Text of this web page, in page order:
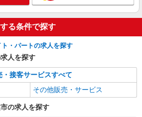
給1480円〜 ★土曜＋100円 ★日・祝＋100
時給1330円〜 18時以降：時給1480円〜 ★
円 ★日・祝＋100円 ■鮮魚・惣菜以外
円〜1,480円（曜日・時間帯による） 時
円〜 18時以降：時給1380円〜 ★土曜＋100
・祝＋100円 ※アルバイトさんの時給や募
はお問い合わせください
パーマーケットの寿司スタッフ
＜パート時給＞ 時給1,230円〜1,480円（曜
間帯による） 時給1230円〜 18時以降：時
円〜 ★土曜＋100円 ★日・祝＋100円 ※ア
玉県川越市新宿町5-20-1
る条件で探す
・パートの求人を探す
人を探す
・接客サービスすべて
その他販売・サービス
の求人を探す